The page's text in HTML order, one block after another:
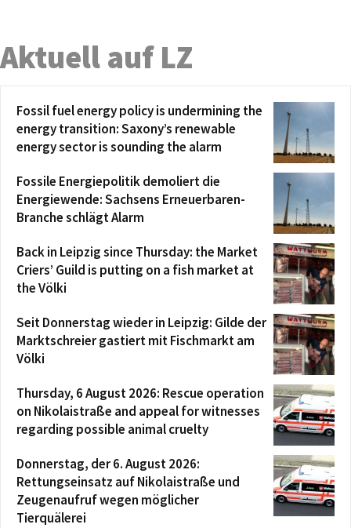
Aktuell auf LZ
Fossil fuel energy policy is undermining the
energy transition: Saxony’s renewable
energy sector is sounding the alarm
Fossile Energiepolitik demoliert die
Energiewende: Sachsens Erneuerbaren-
Branche schlägt Alarm
Back in Leipzig since Thursday: the Market
Criers’ Guild is putting on a fish market at
the Völki
Seit Donnerstag wieder in Leipzig: Gilde der
Marktschreier gastiert mit Fischmarkt am
Völki
Thursday, 6 August 2026: Rescue operation
on Nikolaistraße and appeal for witnesses
regarding possible animal cruelty
Donnerstag, der 6. August 2026:
Rettungseinsatz auf Nikolaistraße und
Zeugenaufruf wegen möglicher
Tierquälerei